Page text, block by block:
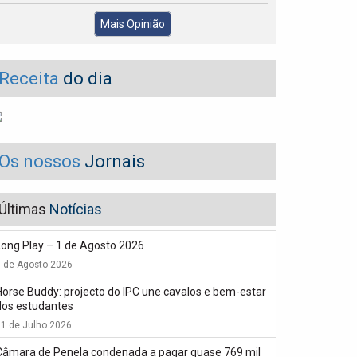
Mais Opinião
do dia
nossos Jornais
Notícias
Play – 1 de Agosto 2026
de Agosto 2026
Buddy: projecto do IPC une cavalos e bem-estar
estudantes
de Julho 2026
de Penela condenada a pagar quase 769 mil